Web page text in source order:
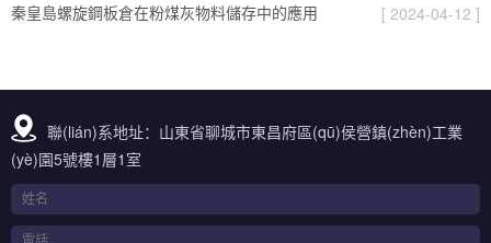
秦皇島螺旋鋼板倉在粉煤灰物料儲存中的應用
[ 2024-04-12 ]
聯(lián)系地址：山東省聊城市東昌府區(qū)侯營鎮(zhèn)工業
(yè)園5號樓1層1室